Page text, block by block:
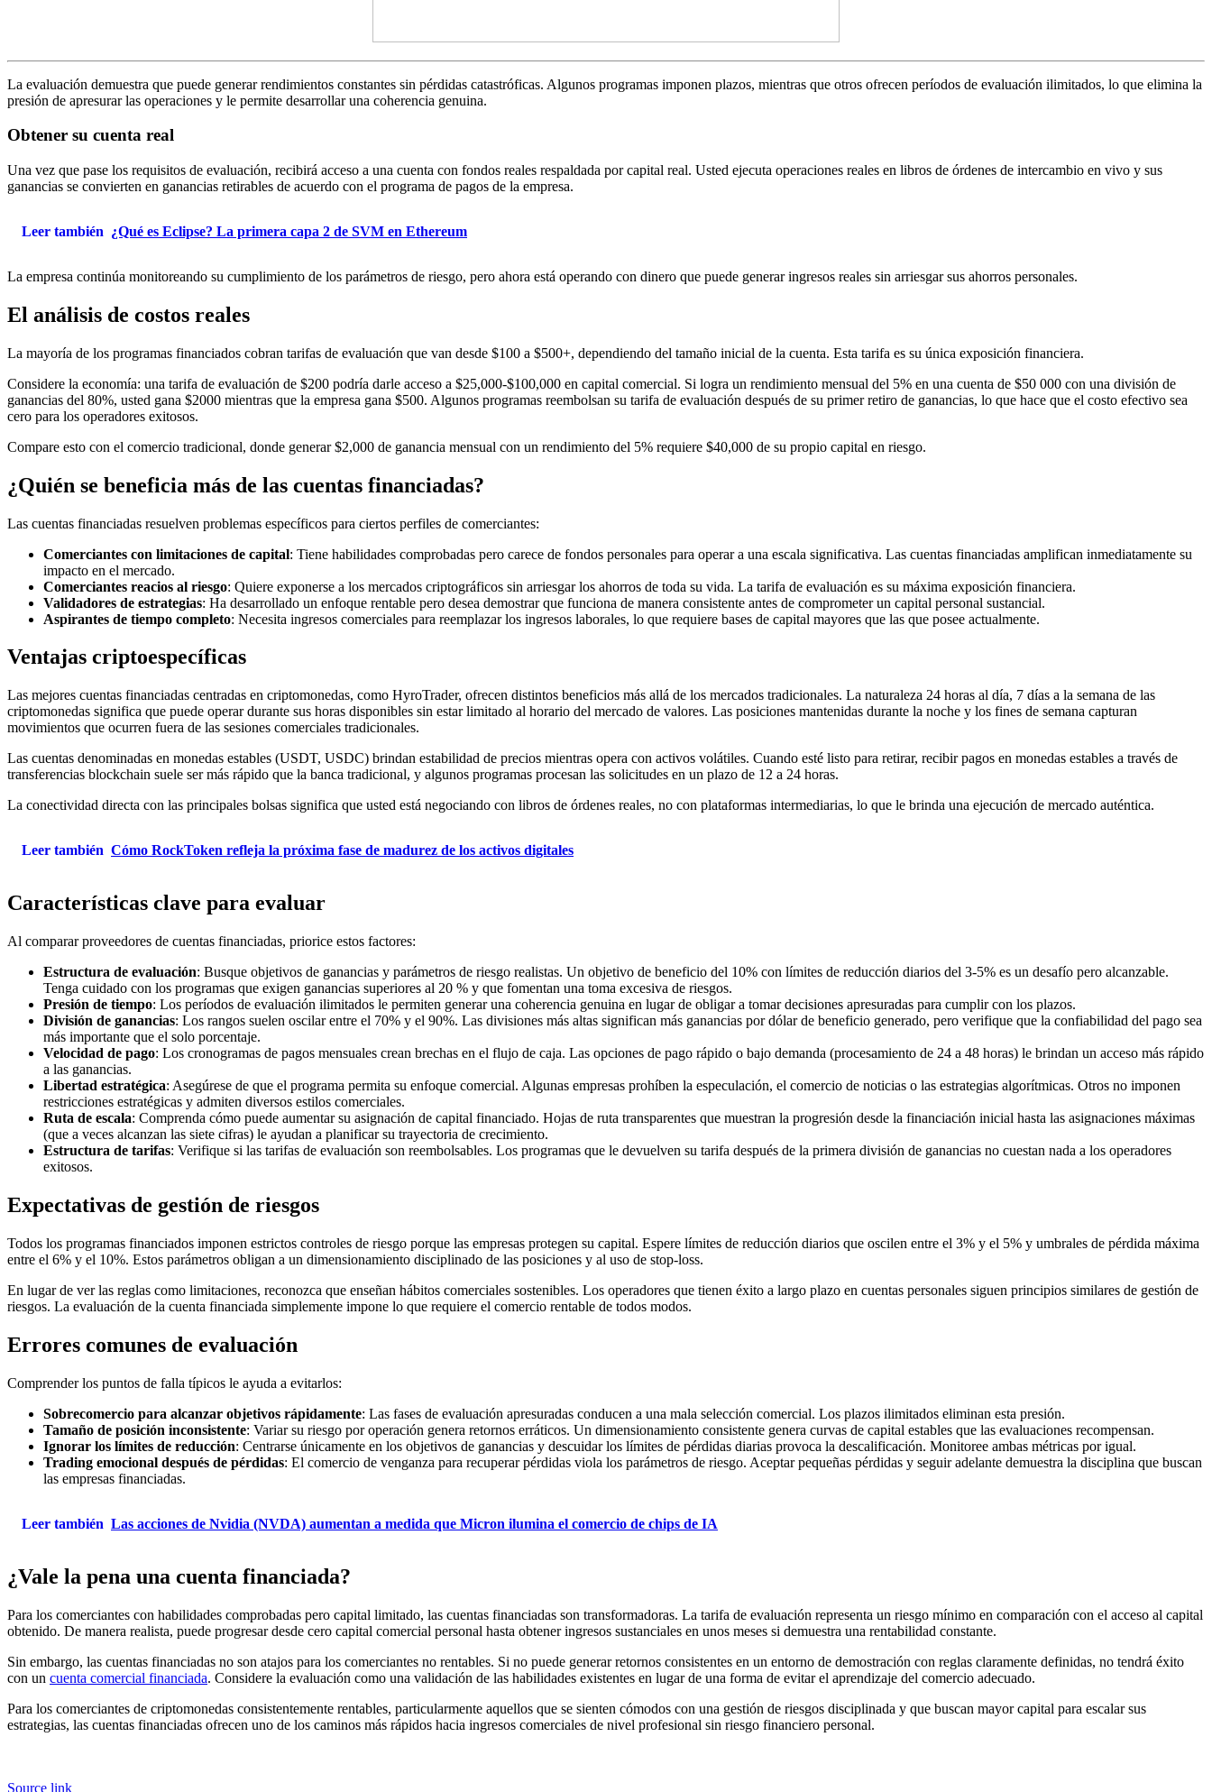
La evaluación demuestra que puede generar rendimientos constantes sin pérdidas catastróficas. Algunos programas imponen plazos, mientras que otros ofrecen períodos de evaluación ilimitados, lo que elimina la
presión de apresurar las operaciones y le permite desarrollar una coherencia genuina.
Obtener su cuenta real
Una vez que pase los requisitos de evaluación, recibirá acceso a una cuenta con fondos reales respaldada por capital real. Usted ejecuta operaciones reales en libros de órdenes de intercambio en vivo y sus
ganancias se convierten en ganancias retirables de acuerdo con el programa de pagos de la empresa.
Leer también ¿Qué es Eclipse? La primera capa 2 de SVM en Ethereum
La empresa continúa monitoreando su cumplimiento de los parámetros de riesgo, pero ahora está operando con dinero que puede generar ingresos reales sin arriesgar sus ahorros personales.
El análisis de costos reales
La mayoría de los programas financiados cobran tarifas de evaluación que van desde $100 a $500+, dependiendo del tamaño inicial de la cuenta. Esta tarifa es su única exposición financiera.
Considere la economía: una tarifa de evaluación de $200 podría darle acceso a $25,000-$100,000 en capital comercial. Si logra un rendimiento mensual del 5% en una cuenta de $50 000 con una división de
ganancias del 80%, usted gana $2000 mientras que la empresa gana $500. Algunos programas reembolsan su tarifa de evaluación después de su primer retiro de ganancias, lo que hace que el costo efectivo sea
cero para los operadores exitosos.
Compare esto con el comercio tradicional, donde generar $2,000 de ganancia mensual con un rendimiento del 5% requiere $40,000 de su propio capital en riesgo.
¿Quién se beneficia más de las cuentas financiadas?
Las cuentas financiadas resuelven problemas específicos para ciertos perfiles de comerciantes:
Comerciantes con limitaciones de capital: Tiene habilidades comprobadas pero carece de fondos personales para operar a una escala significativa. Las cuentas financiadas amplifican inmediatamente su
impacto en el mercado.
Comerciantes reacios al riesgo: Quiere exponerse a los mercados criptográficos sin arriesgar los ahorros de toda su vida. La tarifa de evaluación es su máxima exposición financiera.
Validadores de estrategias: Ha desarrollado un enfoque rentable pero desea demostrar que funciona de manera consistente antes de comprometer un capital personal sustancial.
Aspirantes de tiempo completo: Necesita ingresos comerciales para reemplazar los ingresos laborales, lo que requiere bases de capital mayores que las que posee actualmente.
Ventajas criptoespecíficas
Las mejores cuentas financiadas centradas en criptomonedas, como HyroTrader, ofrecen distintos beneficios más allá de los mercados tradicionales. La naturaleza 24 horas al día, 7 días a la semana de las
criptomonedas significa que puede operar durante sus horas disponibles sin estar limitado al horario del mercado de valores. Las posiciones mantenidas durante la noche y los fines de semana capturan
movimientos que ocurren fuera de las sesiones comerciales tradicionales.
Las cuentas denominadas en monedas estables (USDT, USDC) brindan estabilidad de precios mientras opera con activos volátiles. Cuando esté listo para retirar, recibir pagos en monedas estables a través de
transferencias blockchain suele ser más rápido que la banca tradicional, y algunos programas procesan las solicitudes en un plazo de 12 a 24 horas.
La conectividad directa con las principales bolsas significa que usted está negociando con libros de órdenes reales, no con plataformas intermediarias, lo que le brinda una ejecución de mercado auténtica.
Leer también Cómo RockToken refleja la próxima fase de madurez de los activos digitales
Características clave para evaluar
Al comparar proveedores de cuentas financiadas, priorice estos factores:
Estructura de evaluación: Busque objetivos de ganancias y parámetros de riesgo realistas. Un objetivo de beneficio del 10% con límites de reducción diarios del 3-5% es un desafío pero alcanzable.
Tenga cuidado con los programas que exigen ganancias superiores al 20 % y que fomentan una toma excesiva de riesgos.
Presión de tiempo: Los períodos de evaluación ilimitados le permiten generar una coherencia genuina en lugar de obligar a tomar decisiones apresuradas para cumplir con los plazos.
División de ganancias: Los rangos suelen oscilar entre el 70% y el 90%. Las divisiones más altas significan más ganancias por dólar de beneficio generado, pero verifique que la confiabilidad del pago sea
más importante que el solo porcentaje.
Velocidad de pago: Los cronogramas de pagos mensuales crean brechas en el flujo de caja. Las opciones de pago rápido o bajo demanda (procesamiento de 24 a 48 horas) le brindan un acceso más rápido
a las ganancias.
Libertad estratégica: Asegúrese de que el programa permita su enfoque comercial. Algunas empresas prohíben la especulación, el comercio de noticias o las estrategias algorítmicas. Otros no imponen
restricciones estratégicas y admiten diversos estilos comerciales.
Ruta de escala: Comprenda cómo puede aumentar su asignación de capital financiado. Hojas de ruta transparentes que muestran la progresión desde la financiación inicial hasta las asignaciones máximas
(que a veces alcanzan las siete cifras) le ayudan a planificar su trayectoria de crecimiento.
Estructura de tarifas: Verifique si las tarifas de evaluación son reembolsables. Los programas que le devuelven su tarifa después de la primera división de ganancias no cuestan nada a los operadores
exitosos.
Expectativas de gestión de riesgos
Todos los programas financiados imponen estrictos controles de riesgo porque las empresas protegen su capital. Espere límites de reducción diarios que oscilen entre el 3% y el 5% y umbrales de pérdida máxima
entre el 6% y el 10%. Estos parámetros obligan a un dimensionamiento disciplinado de las posiciones y al uso de stop-loss.
En lugar de ver las reglas como limitaciones, reconozca que enseñan hábitos comerciales sostenibles. Los operadores que tienen éxito a largo plazo en cuentas personales siguen principios similares de gestión de
riesgos. La evaluación de la cuenta financiada simplemente impone lo que requiere el comercio rentable de todos modos.
Errores comunes de evaluación
Comprender los puntos de falla típicos le ayuda a evitarlos:
Sobrecomercio para alcanzar objetivos rápidamente: Las fases de evaluación apresuradas conducen a una mala selección comercial. Los plazos ilimitados eliminan esta presión.
Tamaño de posición inconsistente: Variar su riesgo por operación genera retornos erráticos. Un dimensionamiento consistente genera curvas de capital estables que las evaluaciones recompensan.
Ignorar los límites de reducción: Centrarse únicamente en los objetivos de ganancias y descuidar los límites de pérdidas diarias provoca la descalificación. Monitoree ambas métricas por igual.
Trading emocional después de pérdidas: El comercio de venganza para recuperar pérdidas viola los parámetros de riesgo. Aceptar pequeñas pérdidas y seguir adelante demuestra la disciplina que buscan
las empresas financiadas.
Leer también Las acciones de Nvidia (NVDA) aumentan a medida que Micron ilumina el comercio de chips de IA
¿Vale la pena una cuenta financiada?
Para los comerciantes con habilidades comprobadas pero capital limitado, las cuentas financiadas son transformadoras. La tarifa de evaluación representa un riesgo mínimo en comparación con el acceso al capital
obtenido. De manera realista, puede progresar desde cero capital comercial personal hasta obtener ingresos sustanciales en unos meses si demuestra una rentabilidad constante.
Sin embargo, las cuentas financiadas no son atajos para los comerciantes no rentables. Si no puede generar retornos consistentes en un entorno de demostración con reglas claramente definidas, no tendrá éxito
con un cuenta comercial financiada. Considere la evaluación como una validación de las habilidades existentes en lugar de una forma de evitar el aprendizaje del comercio adecuado.
Para los comerciantes de criptomonedas consistentemente rentables, particularmente aquellos que se sienten cómodos con una gestión de riesgos disciplinada y que buscan mayor capital para escalar sus
estrategias, las cuentas financiadas ofrecen uno de los caminos más rápidos hacia ingresos comerciales de nivel profesional sin riesgo financiero personal.
Source link